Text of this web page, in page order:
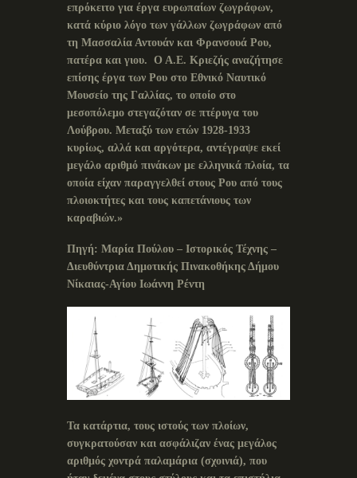
επρόκειτο για έργα ευρωπαίων ζωγράφων,
κατά κύριο λόγο των γάλλων ζωγράφων από
τη Μασσαλία Αντουάν και Φρανσουά Ρου,
πατέρα και γιου. Ο Α.Ε. Κριεζής αναζήτησε
επίσης έργα των Ρου στο Εθνικό Ναυτικό
Μουσείο της Γαλλίας, το οποίο στο
μεσοπόλεμο στεγαζόταν σε πτέρυγα του
Λούβρου. Μεταξύ των ετών 1928-1933
κυρίως, αλλά και αργότερα, αντέγραψε εκεί
μεγάλο αριθμό πινάκων με ελληνικά πλοία, τα
οποία είχαν παραγγελθεί στους Ρου από τους
πλοιοκτήτες και τους καπετάνιους των
καραβιών.»
Πηγή: Μαρία Πούλου – Ιστορικός Τέχνης –
Διευθύντρια Δημοτικής Πινακοθήκης Δήμου
Νίκαιας-Αγίου Ιωάννη Ρέντη
Τα κατάρτια, τους ιστούς των πλοίων,
συγκρατούσαν και ασφάλιζαν ένας μεγάλος
αριθμός χοντρά παλαμάρια (σχοινιά), που